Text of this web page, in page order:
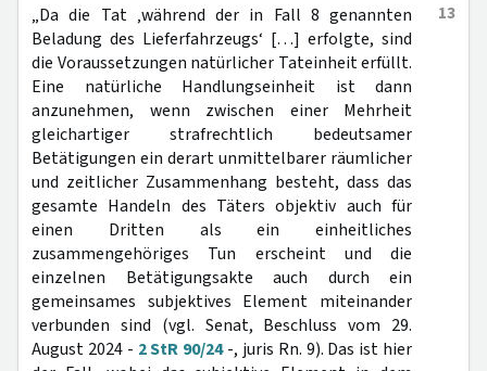
13
„Da die Tat ‚während der in Fall 8 genannten
Beladung des Lieferfahrzeugs‘ […] erfolgte, sind
die Voraussetzungen natürlicher Tateinheit erfüllt.
Eine natürliche Handlungseinheit ist dann
anzunehmen, wenn zwischen einer Mehrheit
gleichartiger strafrechtlich bedeutsamer
Betätigungen ein derart unmittelbarer räumlicher
und zeitlicher Zusammenhang besteht, dass das
gesamte Handeln des Täters objektiv auch für
einen Dritten als ein einheitliches
zusammengehöriges Tun erscheint und die
einzelnen Betätigungsakte auch durch ein
gemeinsames subjektives Element miteinander
verbunden sind (vgl. Senat, Beschluss vom 29.
August 2024 - 2 StR 90/24-, juris Rn. 9). Das ist hier